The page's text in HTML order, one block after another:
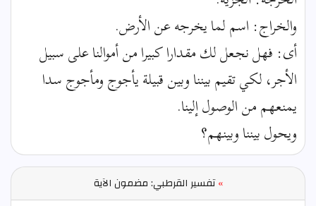
والخراج: اسم لما يخرجه عن الأرض.
أى: فهل نجعل لك مقدارا كبيرا من أموالنا على سبيل
الأجر، لكي تقيم بيننا وبين قبيلة يأجوج ومأجوج سدا
يمنعهم من الوصول إلينا.
ويحول بيننا وبينهم؟
» تفسير القرطبي: مضمون الآية